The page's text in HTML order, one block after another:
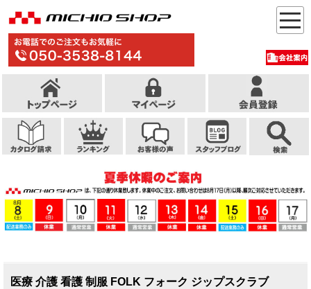
医療 介護 看護 制服 FOLK フォーク ジップスクラブ